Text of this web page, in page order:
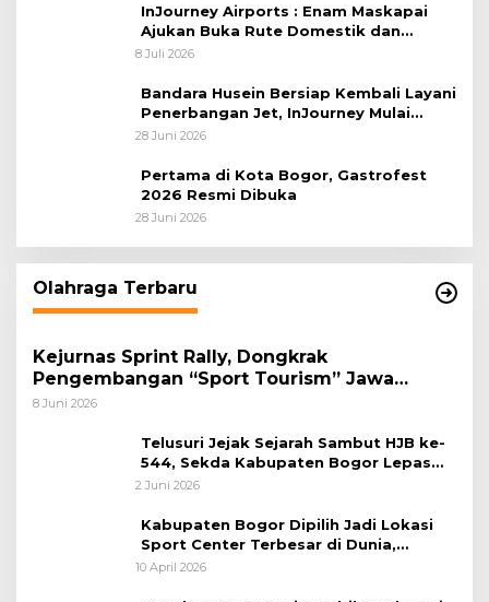
InJourney Airports : Enam Maskapai
Ajukan Buka Rute Domestik dan
Internasional dari Bandara Husein
8 Juli 2026
Bandara Husein Bersiap Kembali Layani
Penerbangan Jet, InJourney Mulai
Tahap Optimalisasi
28 Juni 2026
Pertama di Kota Bogor, Gastrofest
2026 Resmi Dibuka
28 Juni 2026
Olahraga Terbaru
Kejurnas Sprint Rally, Dongkrak
Pengembangan “Sport Tourism” Jawa
Tengah
8 Juni 2026
Telusuri Jejak Sejarah Sambut HJB ke-
544, Sekda Kabupaten Bogor Lepas
Gowes Napak Tilas Bogor
2 Juni 2026
Kabupaten Bogor Dipilih Jadi Lokasi
Sport Center Terbesar di Dunia,
Peluang Tingkatkan Pertumbuhan
10 April 2026